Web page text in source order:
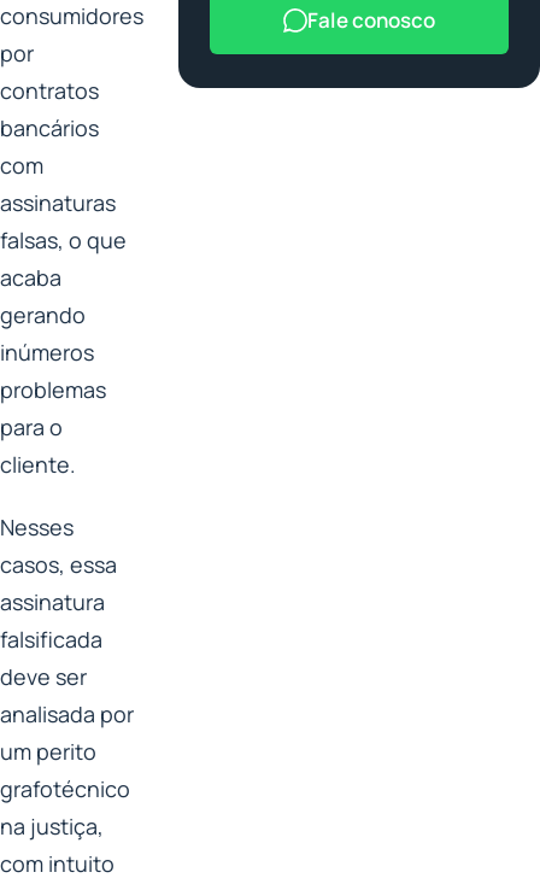
consumidores
por
contratos
bancários
com
assinaturas
falsas, o que
acaba
gerando
inúmeros
problemas
para o
cliente.
Nesses
casos, essa
assinatura
falsificada
deve ser
analisada por
um perito
grafotécnico
na justiça,
com intuito
Fale conosco